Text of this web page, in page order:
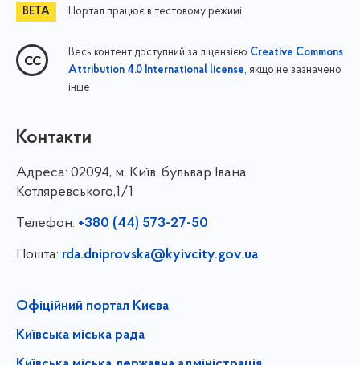
Портал працює в тестовому режимі
Весь контент доступний за ліцензією Creative Commons
Attribution 4.0 International license, якщо не зазначено
інше
Контакти
Адреса: 02094, м. Київ, бульвар Івана
Котляревського,1/1
Телефон: +380 (44) 573-27-50
Пошта: rda.dniprovska@kyivcity.gov.ua
Офіційний портал Києва
Київська міська рада